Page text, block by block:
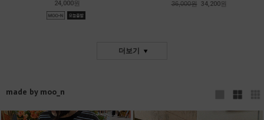
24,000원
36,000원 34,200원
더보기
made by moo_n